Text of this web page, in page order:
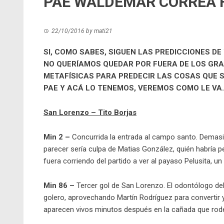
22/10/2016 by mati21
SI, COMO SABES, SIGUEN LAS PREDICCIONES
NO QUERÍAMOS QUEDAR POR FUERA DE LOS
METAFÍSICAS PARA PREDECIR LAS COSAS QUE
PAE Y ACÁ LO TENEMOS, VEREMOS COMO LE VA.
San Lorenzo – Tito Borjas
Min 2 – Concurrida la entrada al campo santo.
parecer sería culpa de Matias González, quién habría
fuera corriendo del partido a ver al payaso Pelusita,
Min 86 – Tercer gol de San Lorenzo. El odontólogo
golero, aprovechando Martín Rodríguez para
aparecen vivos minutos después en la cañada que